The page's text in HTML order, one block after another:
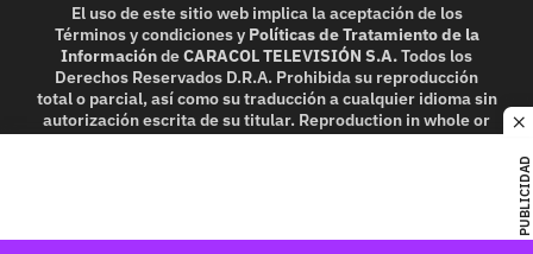
PUBLICIDAD
El uso de este sitio web implica la aceptación de los
Términos y condicionesy Políticas de Tratamiento de la
InformacióndeCARACOL TELEVISIÓN S.A.Todos los
Derechos Reservados D.R.A. Prohibida su reproducción
total o parcial, así como su traducción a cualquier idioma sin
autorización escrita de su titular. Reproduction in whole or
in part, or translation without written permission is